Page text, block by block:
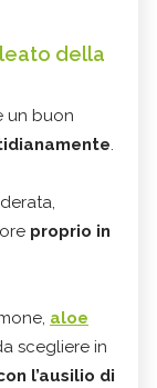
della
un buon
.
proprio in
aloe
scegliere in
l’ausilio di